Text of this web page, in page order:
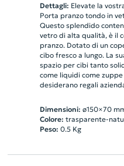
Dettagli: Elevate la
Porta pranzo tondo in
Questo splendido
vetro di alta qualità, è il
pranzo. Dotato di un
cibo fresco a lungo. La
spazio per cibi tanto
come liquidi come
desiderano regali
Dimensioni: ø150×70
Colore: trasparente-
Peso: 0.5Kg